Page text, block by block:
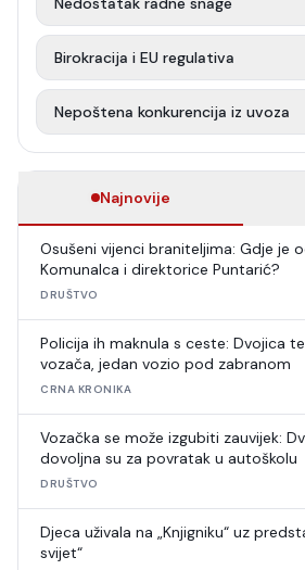
Birokracija i EU regulativa
Nepoštena konkurencija iz uvoza
Najnovije
Osušeni vijenci braniteljima: Gdje je
Komunalca i direktorice Puntarić?
DRUŠTVO
Policija ih maknula s ceste: Dvojica
vozača, jedan vozio pod zabranom
CRNA KRONIKA
Vozačka se može izgubiti zauvijek:
dovoljna su za povratak u autoškolu
DRUŠTVO
Djeca uživala na „Knjigniku“ uz
svijet“